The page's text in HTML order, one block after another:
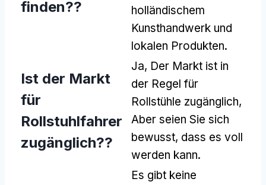
finden??
holländischem
Kunsthandwerk und
lokalen Produkten.
Ist der Markt
für
Rollstuhlfahrer
zugänglich??
Ja, Der Markt ist in
der Regel für
Rollstühle zugänglich,
Aber seien Sie sich
bewusst, dass es voll
werden kann.
Es gibt keine